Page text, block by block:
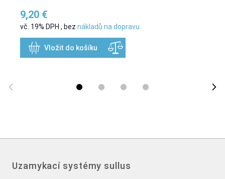
9,20 €
vč. 19% DPH , bez nákladů na dopravu
Vložit do košíku
Uzamykací systémy sullus